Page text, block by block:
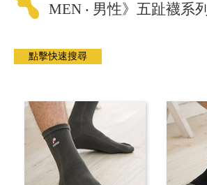
MEN ‧ 男性》五趾襪系列